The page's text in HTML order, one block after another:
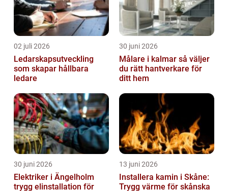
02 juli 2026
Ledarskapsutveckling
som skapar hållbara
ledare
30 juni 2026
Målare i kalmar så väljer
du rätt hantverkare för
ditt hem
30 juni 2026
Elektriker i Ängelholm
trygg elinstallation för
13 juni 2026
Installera kamin i Skåne:
Trygg värme för skånska